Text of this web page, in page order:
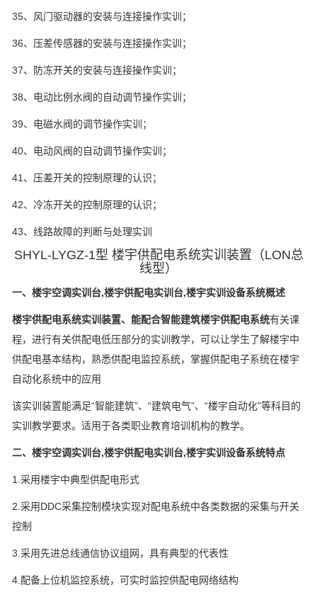
35、风门驱动器的安装与连接操作实训；
36、压差传感器的安装与连接操作实训；
37、防冻开关的安装与连接操作实训；
38、电动比例水阀的自动调节操作实训；
39、电磁水阀的调节操作实训；
40、电动风阀的自动调节操作实训；
41、压差开关的控制原理的认识；
42、冷冻开关的控制原理的认识；
43、线路故障的判断与处理实训
SHYL-LYGZ-1型 楼宇供配电系统实训装置（LON总
线型）
一、楼宇空调实训台,楼宇供配电实训台,楼宇实训设备系统概述
楼宇供配电系统实训装置、能配合智能建筑楼宇供配电系统有关课
程，进行有关供配电低压部分的实训教学，可以让学生了解楼宇中
供配电基本结构，熟悉供配电监控系统，掌握供配电子系统在楼宇
自动化系统中的应用
该实训装置能满足“智能建筑”、“建筑电气”、“楼宇自动化”等科目的
实训教学要求。适用于各类职业教育培训机构的教学。
二、楼宇空调实训台,楼宇供配电实训台,楼宇实训设备系统特点
1.采用楼宇中典型供配电形式
2.采用DDC采集控制模块实现对配电系统中各类数据的采集与开关
控制
3.采用先进总线通信协议组网，具有典型的代表性
4.配备上位机监控系统，可实时监控供配电网络结构